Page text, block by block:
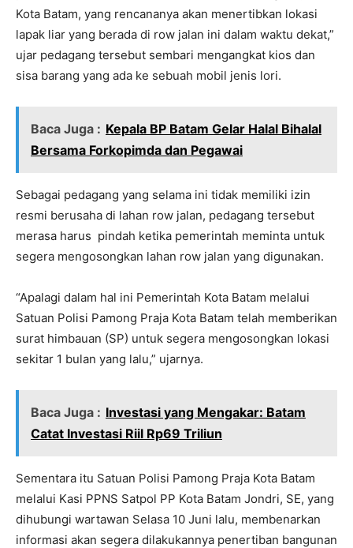
Kota Batam, yang rencananya akan menertibkan lokasi
lapak liar yang berada di row jalan ini dalam waktu dekat,”
ujar pedagang tersebut sembari mengangkat kios dan
sisa barang yang ada ke sebuah mobil jenis lori.
Baca Juga : Kepala BP Batam Gelar Halal Bihalal
Bersama Forkopimda dan Pegawai
Sebagai pedagang yang selama ini tidak memiliki izin
resmi berusaha di lahan row jalan, pedagang tersebut
merasa harus pindah ketika pemerintah meminta untuk
segera mengosongkan lahan row jalan yang digunakan.
“Apalagi dalam hal ini Pemerintah Kota Batam melalui
Satuan Polisi Pamong Praja Kota Batam telah memberikan
surat himbauan (SP) untuk segera mengosongkan lokasi
sekitar 1 bulan yang lalu,” ujarnya.
Baca Juga : Investasi yang Mengakar: Batam
Catat Investasi Riil Rp69 Triliun
Sementara itu Satuan Polisi Pamong Praja Kota Batam
melalui Kasi PPNS Satpol PP Kota Batam Jondri, SE, yang
dihubungi wartawan Selasa 10 Juni lalu, membenarkan
informasi akan segera dilakukannya penertiban bangunan